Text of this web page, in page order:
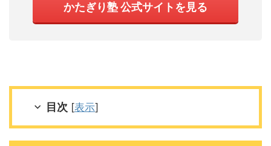
かたぎり塾 公式サイトを見る
目次 [表示]